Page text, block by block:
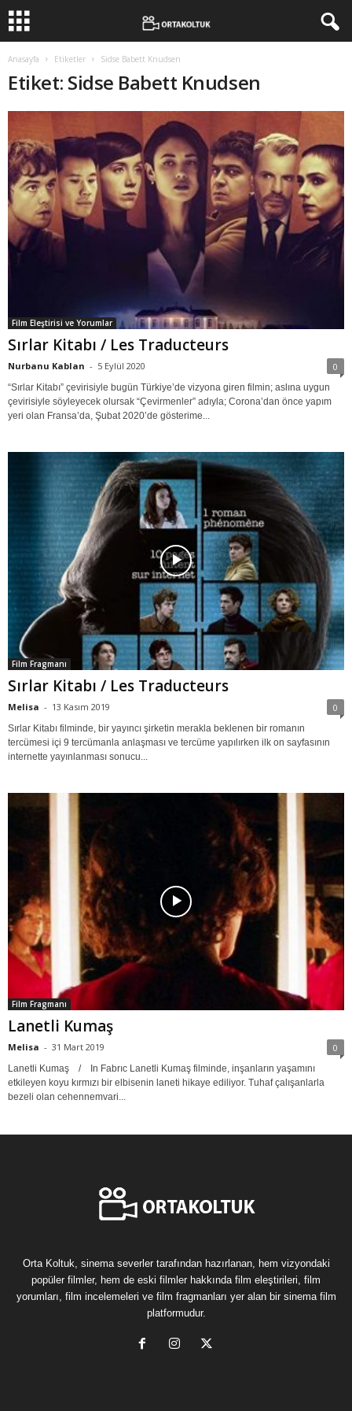
Anasayfa Etiketler Sidse Babett Knudsen
Etiket: Sidse Babett Knudsen
Film Eleştirisi ve Yorumlar
Sırlar Kitabı / Les Traducteurs
Nurbanu Kablan - 5 Eylül 2020 0
“Sırlar Kitabı” çevirisiyle bugün Türkiye’de vizyona giren filmin; aslına uygun
çevirisiyle söyleyecek olursak “Çevirmenler” adıyla; Corona’dan önce yapım
yeri olan Fransa’da, Şubat 2020’de gösterime...
Film Fragmanı
Sırlar Kitabı / Les Traducteurs
Melisa - 13 Kasım 2019 0
Sırlar Kitabı filminde, bir yayıncı şirketin merakla beklenen bir romanın
tercümesi içi 9 tercümanla anlaşması ve tercüme yapılırken ilk on sayfasının
internette yayınlanması sonucu...
Film Fragmanı
Lanetli Kumaş
Melisa - 31 Mart 2019 0
Lanetli Kumaş / In Fabrıc Lanetli Kumaş filminde, inşanların yaşamını
etkileyen koyu kırmızı bir elbisenin laneti hikaye ediliyor. Tuhaf çalışanlarla
bezeli olan cehennemvari...
Orta Koltuk, sinema severler tarafından hazırlanan, hem vizyondaki
popüler filmler, hem de eski filmler hakkında film eleştirileri, film
yorumları, film incelemeleri ve film fragmanları yer alan bir sinema film
platformudur.